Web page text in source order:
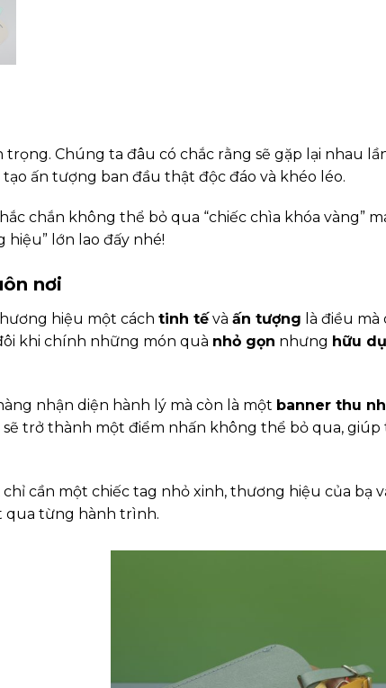
Chúng ta đâu có chắc rằng sẽ gặp lại nhau
ấn tượng ban đầu thật độc đáo và khéo léo.
chắn không thể bỏ qua “chiếc chìa khóa vàng”
lớn lao đấy nhé!
nơi
hiệu một cách tinh tế và ấn tượng là điều
khi chính những món quà nhỏ gọn nhưng hữu
nhận diện hành lý mà còn là một banner thu
sẽ trở thành một điểm nhấn không thể bỏ qua,
chỉ cần một chiếc tag nhỏ xinh, thương hiệu của bạ
qua từng hành trình.